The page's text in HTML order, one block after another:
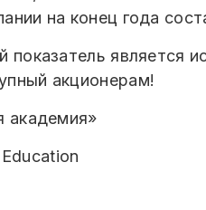
на конец года
является
акционерам!
академия»